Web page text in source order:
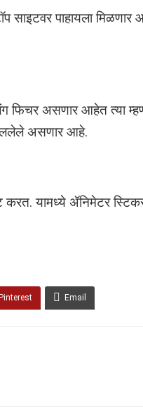
पाहायला मिळणार
फिचर असणार आहेत त्या
असणार आहे.
यामध्ये ॲनिमेटर
Pinterest Email